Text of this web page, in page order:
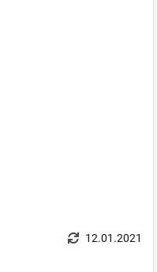
12.01.2021